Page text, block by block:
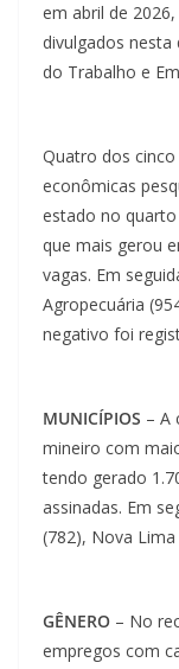
em abril de
divulgados
do Trabalho e
Quatro dos
econômicas
estado no
que mais gerou
vagas. Em
Agropecuária
negativo foi
MUNICÍPIOS – A
mineiro com
tendo gerado
assinadas. Em
(782), Nova
GÊNERO – No
empregos com